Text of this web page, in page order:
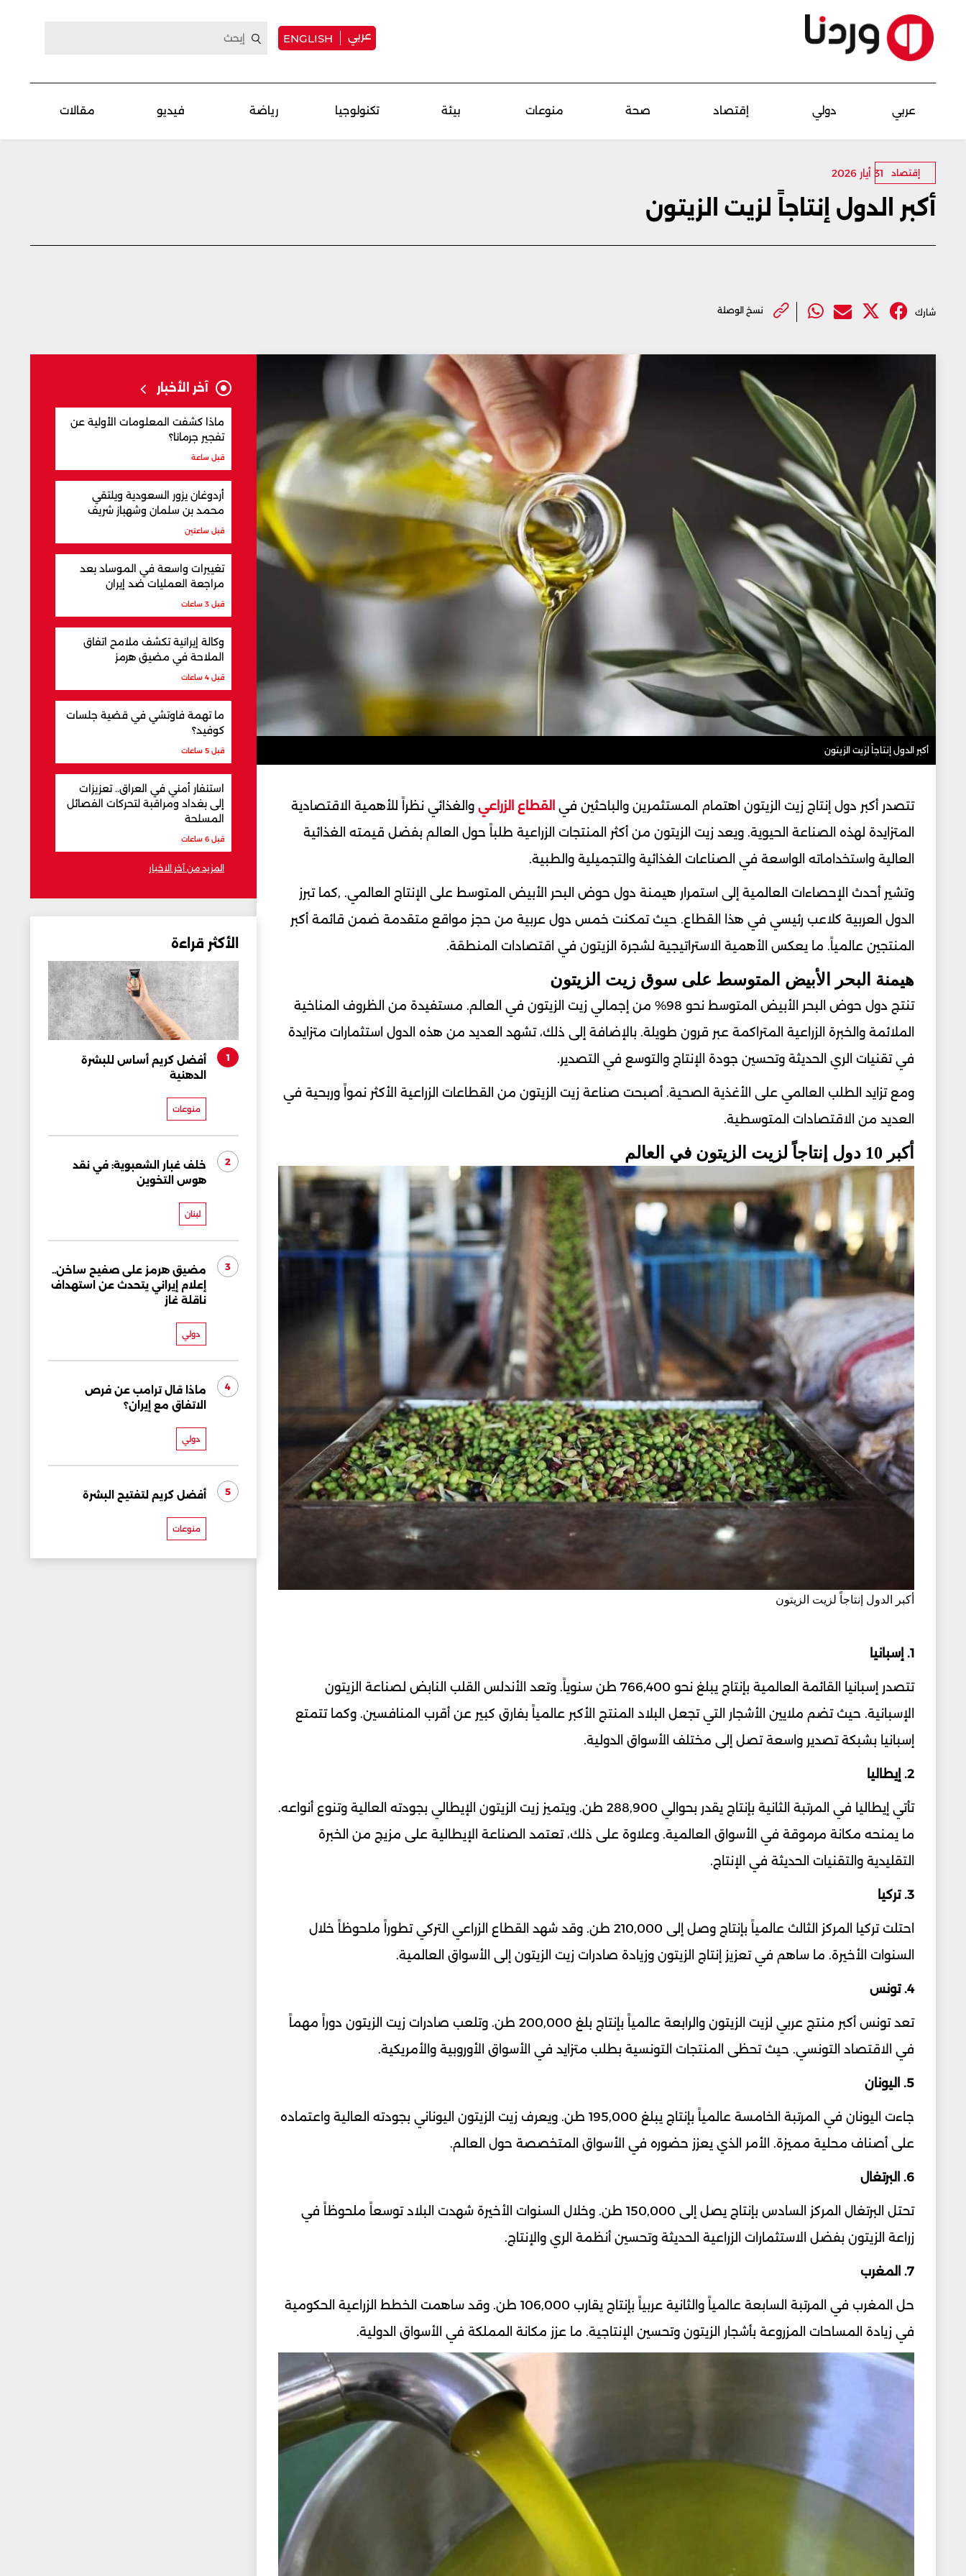
عربي ENGLISH
عربي دولي إقتصاد صحة منوعات بيئة تكنولوجيا رياضة فيديو مقالات
إقتصاد 31 أيار 2026
أكبر الدول إنتاجاً لزيت الزيتون
شارك نسخ الوصلة
أكبر الدول إنتاجاً لزيت الزيتون
تتصدر أكبر دول إنتاج زيت الزيتون اهتمام المستثمرين والباحثين في القطاع الزراعي والغذائي نظراً للأهمية الاقتصادية
المتزايدة لهذه الصناعة الحيوية. ويعد زيت الزيتون من أكثر المنتجات الزراعية طلباً حول العالم بفضل قيمته الغذائية
العالية واستخداماته الواسعة في الصناعات الغذائية والتجميلية والطبية.
وتشير أحدث الإحصاءات العالمية إلى استمرار هيمنة دول حوض البحر الأبيض المتوسط على الإنتاج العالمي. ,كما تبرز
الدول العربية كلاعب رئيسي في هذا القطاع. حيث تمكنت خمس دول عربية من حجز مواقع متقدمة ضمن قائمة أكبر
المنتجين عالمياً. ما يعكس الأهمية الاستراتيجية لشجرة الزيتون في اقتصادات المنطقة.
هيمنة البحر الأبيض المتوسط على سوق زيت الزيتون
تنتج دول حوض البحر الأبيض المتوسط نحو 98% من إجمالي زيت الزيتون في العالم. مستفيدة من الظروف المناخية
الملائمة والخبرة الزراعية المتراكمة عبر قرون طويلة. بالإضافة إلى ذلك، تشهد العديد من هذه الدول استثمارات متزايدة
في تقنيات الري الحديثة وتحسين جودة الإنتاج والتوسع في التصدير.
ومع تزايد الطلب العالمي على الأغذية الصحية. أصبحت صناعة زيت الزيتون من القطاعات الزراعية الأكثر نمواً وربحية في
العديد من الاقتصادات المتوسطية.
أكبر 10 دول إنتاجاً لزيت الزيتون في العالم
أكبر الدول إنتاجاً لزيت الزيتون
1. إسبانيا
تتصدر إسبانيا القائمة العالمية بإنتاج يبلغ نحو 766,400 طن سنوياً. وتعد الأندلس القلب النابض لصناعة الزيتون
الإسبانية. حيث تضم ملايين الأشجار التي تجعل البلاد المنتج الأكبر عالمياً بفارق كبير عن أقرب المنافسين. وكما تتمتع
إسبانيا بشبكة تصدير واسعة تصل إلى مختلف الأسواق الدولية.
2. إيطاليا
تأتي إيطاليا في المرتبة الثانية بإنتاج يقدر بحوالي 288,900 طن. ويتميز زيت الزيتون الإيطالي بجودته العالية وتنوع أنواعه.
ما يمنحه مكانة مرموقة في الأسواق العالمية. وعلاوة على ذلك، تعتمد الصناعة الإيطالية على مزيج من الخبرة
التقليدية والتقنيات الحديثة في الإنتاج.
3. تركيا
احتلت تركيا المركز الثالث عالمياً بإنتاج وصل إلى 210,000 طن. وقد شهد القطاع الزراعي التركي تطوراً ملحوظاً خلال
السنوات الأخيرة. ما ساهم في تعزيز إنتاج الزيتون وزيادة صادرات زيت الزيتون إلى الأسواق العالمية.
4. تونس
تعد تونس أكبر منتج عربي لزيت الزيتون والرابعة عالمياً بإنتاج بلغ 200,000 طن. وتلعب صادرات زيت الزيتون دوراً مهماً
في الاقتصاد التونسي. حيث تحظى المنتجات التونسية بطلب متزايد في الأسواق الأوروبية والأمريكية.
5. اليونان
جاءت اليونان في المرتبة الخامسة عالمياً بإنتاج يبلغ 195,000 طن. ويعرف زيت الزيتون اليوناني بجودته العالية واعتماده
على أصناف محلية مميزة. الأمر الذي يعزز حضوره في الأسواق المتخصصة حول العالم.
6. البرتغال
تحتل البرتغال المركز السادس بإنتاج يصل إلى 150,000 طن. وخلال السنوات الأخيرة شهدت البلاد توسعاً ملحوظاً في
زراعة الزيتون بفضل الاستثمارات الزراعية الحديثة وتحسين أنظمة الري والإنتاج.
7. المغرب
حل المغرب في المرتبة السابعة عالمياً والثانية عربياً بإنتاج يقارب 106,000 طن. وقد ساهمت الخطط الزراعية الحكومية
في زيادة المساحات المزروعة بأشجار الزيتون وتحسين الإنتاجية. ما عزز مكانة المملكة في الأسواق الدولية.
آخر الأخبار
ماذا كشفت المعلومات الأولية عن
تفجير جرمانا؟
قبل ساعة
أردوغان يزور السعودية ويلتقي
محمد بن سلمان وشهباز شريف
قبل ساعتين
تغييرات واسعة في الموساد بعد
مراجعة العمليات ضد إيران
قبل 3 ساعات
وكالة إيرانية تكشف ملامح اتفاق
الملاحة في مضيق هرمز
قبل 4 ساعات
ما تهمة فاوتشي في قضية جلسات
كوفيد؟
قبل 5 ساعات
استنفار أمني في العراق.. تعزيزات
إلى بغداد ومراقبة لتحركات الفصائل
المسلحة
قبل 6 ساعات
المزيد من آخر الاخبار
الأكثر قراءة
1
أفضل كريم أساس للبشرة
الدهنية
منوعات
2
خلف غبار الشعبوية: في نقد
هوس التخوين
لبنان
3
مضيق هرمز على صفيح ساخن..
إعلام إيراني يتحدث عن استهداف
ناقلة غاز
دولي
4
ماذا قال ترامب عن فرص
الاتفاق مع إيران؟
دولي
5 أفضل كريم لتفتيح البشرة
منوعات